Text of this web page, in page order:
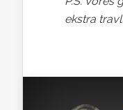
ekstra